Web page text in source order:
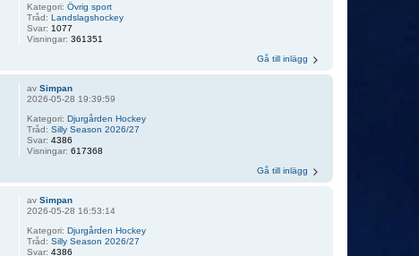
Kategori:Övrig sport
Tråd:Landslagshockey
Svar: 1077
Visningar:361351
Gå till inlägg
avSimpan
2026-05-28 19:39:59
Kategori:Djurgården Hockey
Tråd:Silly Season 2026/27
Svar:4386
Visningar:617368
Gå till inlägg
avSimpan
2026-05-28 16:53:14
Kategori:Djurgården Hockey
Tråd:Silly Season 2026/27
Svar:4386